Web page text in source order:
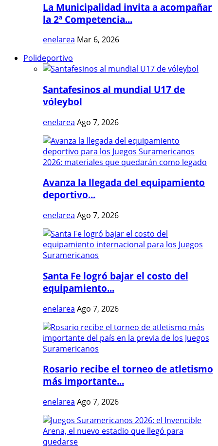
La Municipalidad invita a acompañar
la 2ª Competencia...
enelarea Mar 6, 2026
Polideportivo
Santafesinos al mundial U17 de
vóleybol
enelarea Ago 7, 2026
Avanza la llegada del equipamiento
deportivo...
enelarea Ago 7, 2026
Santa Fe logró bajar el costo del
equipamiento...
enelarea Ago 7, 2026
Rosario recibe el torneo de atletismo
más importante...
enelarea Ago 7, 2026